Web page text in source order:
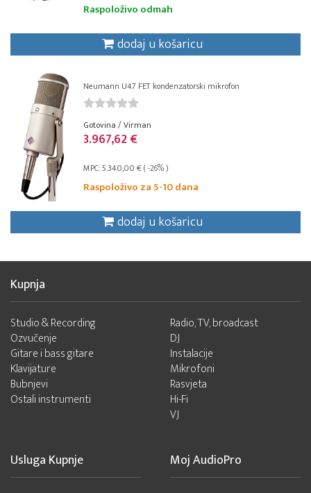
Raspoloživo odmah
dodaj u košaricu
Neumann U47 FET kondenzatorski mikrofon
Gotovina / Virman
3.967,62 €
MPC: 5.340,00 € ( -26% )
Raspoloživo za 5-10 dana
dodaj u košaricu
Kupnja
Studio & Recording
Ozvučenje
Gitare i bass gitare
Klavijature
Bubnjevi
Ostali instrumenti
Radio, TV, broadcast
DJ
Instalacije
Mikrofoni
Rasvjeta
Hi-Fi
VJ
Usluga Kupnje Moj AudioPro